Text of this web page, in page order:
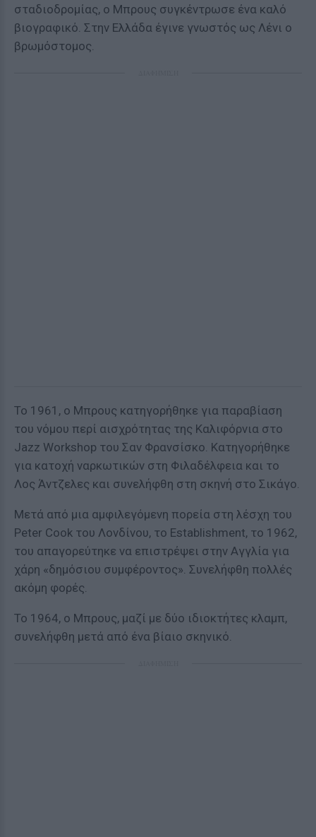
σταδιοδρομίας, ο Μπρους συγκέντρωσε ένα καλό
βιογραφικό. Στην Ελλάδα έγινε γνωστός ως Λένι ο
βρωμόστομος.
Το 1961, ο Μπρους κατηγορήθηκε για παραβίαση
του νόμου περί αισχρότητας της Καλιφόρνια στο
Jazz Workshop του Σαν Φρανσίσκο. Κατηγορήθηκε
για κατοχή ναρκωτικών στη Φιλαδέλφεια και το
Λος Άντζελες και συνελήφθη στη σκηνή στο Σικάγο.
Μετά από μια αμφιλεγόμενη πορεία στη λέσχη του
Peter Cook του Λονδίνου, το Establishment, το 1962,
του απαγορεύτηκε να επιστρέψει στην Αγγλία για
χάρη «δημόσιου συμφέροντος». Συνελήφθη πολλές
ακόμη φορές.
Το 1964, ο Μπρους, μαζί με δύο ιδιοκτήτες κλαμπ,
συνελήφθη μετά από ένα βίαιο σκηνικό.